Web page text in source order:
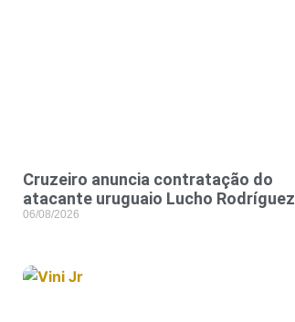
Cruzeiro anuncia contratação do
atacante uruguaio Lucho Rodríguez
06/08/2026